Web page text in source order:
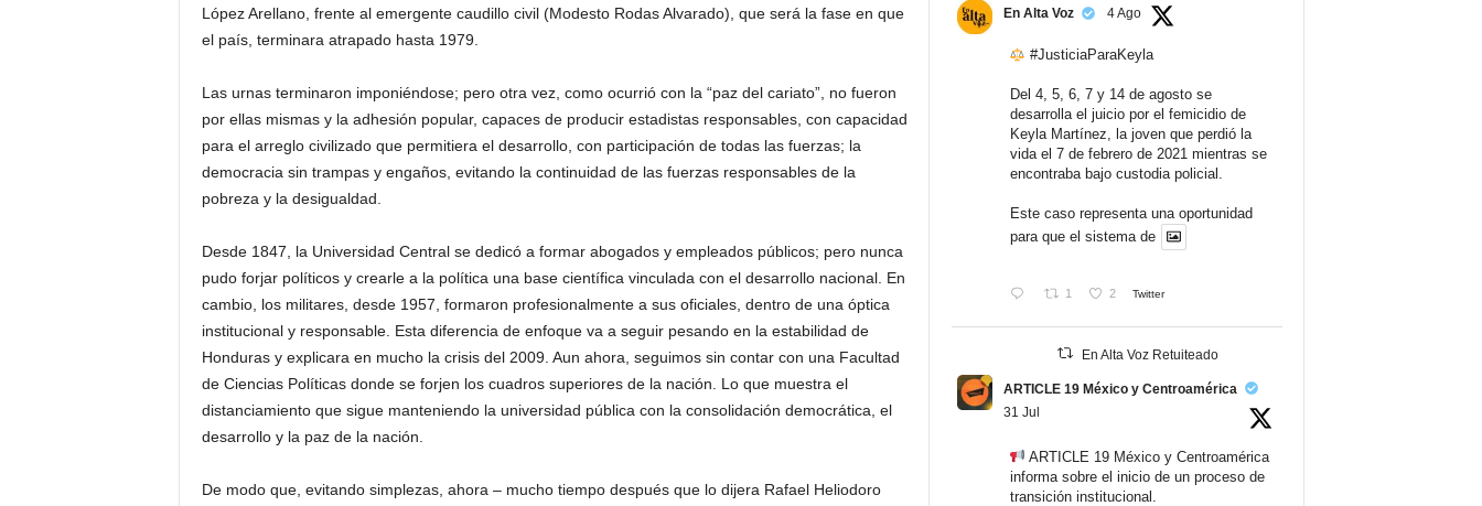
López Arellano, frente al emergente caudillo civil (Modesto Rodas Alvarado), que será la fase en que
el país, terminara atrapado hasta 1979.
Las urnas terminaron imponiéndose; pero otra vez, como ocurrió con la “paz del cariato”, no fueron
por ellas mismas y la adhesión popular, capaces de producir estadistas responsables, con capacidad
para el arreglo civilizado que permitiera el desarrollo, con participación de todas las fuerzas; la
democracia sin trampas y engaños, evitando la continuidad de las fuerzas responsables de la
pobreza y la desigualdad.
Desde 1847, la Universidad Central se dedicó a formar abogados y empleados públicos; pero nunca
pudo forjar políticos y crearle a la política una base científica vinculada con el desarrollo nacional. En
cambio, los militares, desde 1957, formaron profesionalmente a sus oficiales, dentro de una óptica
institucional y responsable. Esta diferencia de enfoque va a seguir pesando en la estabilidad de
Honduras y explicara en mucho la crisis del 2009. Aun ahora, seguimos sin contar con una Facultad
de Ciencias Políticas donde se forjen los cuadros superiores de la nación. Lo que muestra el
distanciamiento que sigue manteniendo la universidad pública con la consolidación democrática, el
desarrollo y la paz de la nación.
De modo que, evitando simplezas, ahora – mucho tiempo después que lo dijera Rafael Heliodoro
En Alta Voz 4 Ago
#JusticiaParaKeyla
Del 4, 5, 6, 7 y 14 de agosto se
desarrolla el juicio por el femicidio de
Keyla Martínez, la joven que perdió la
vida el 7 de febrero de 2021 mientras se
encontraba bajo custodia policial.
Este caso representa una oportunidad
para que el sistema de
1 2 Twitter
En Alta Voz Retuiteado
ARTICLE 19 México y Centroamérica
31 Jul
ARTICLE 19 México y Centroamérica
informa sobre el inicio de un proceso de
transición institucional.